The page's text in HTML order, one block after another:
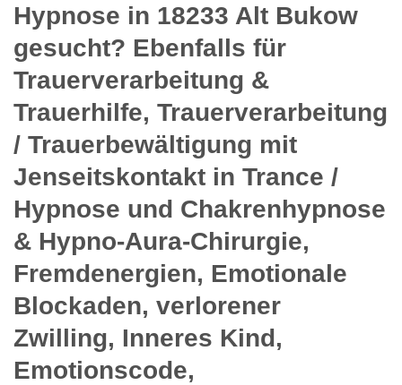
Hypnose in 18233 Alt Bukow
gesucht? Ebenfalls für
Trauerverarbeitung &
Trauerhilfe, Trauerverarbeitung
/ Trauerbewältigung mit
Jenseitskontakt in Trance /
Hypnose und Chakrenhypnose
& Hypno-Aura-Chirurgie,
Fremdenergien, Emotionale
Blockaden, verlorener
Zwilling, Inneres Kind,
Emotionscode,